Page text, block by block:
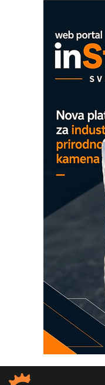
OBO
mrežnog
hlađenjem